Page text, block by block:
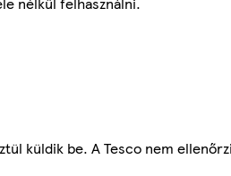
küldik be. A Tesco nem